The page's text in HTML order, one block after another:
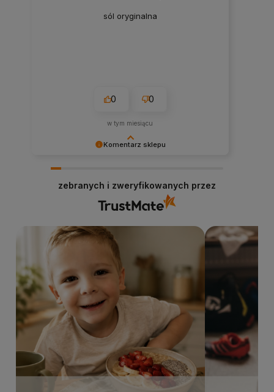
Komentarz sklepu
sól oryginalna
0 0
w tym miesiącu
zebranych i zweryfikowanych przez